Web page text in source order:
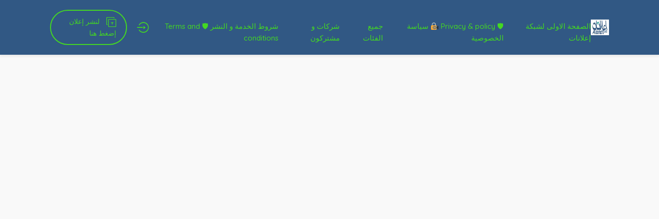
الصفحة الاولى لشبكة
إعلانات
🛡 Privacy & policy
سياسة
الخصوصية
جميع
الفئات
شركات و
مشتركون
شروط الخدمة و النشر 🛡 Terms and
conditions
لنشر إعلان
إضغط هنا